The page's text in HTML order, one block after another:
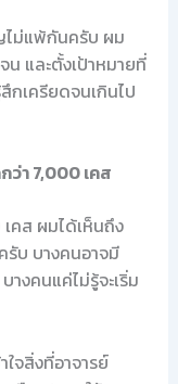
ไม่แพ้กันครับ ผม
น และตั้งเป้าหมายที่
กเครียดจนเกินไป
า 7,000 เคส
คส ผมได้เห็นถึง
รับ บางคนอาจมี
งคนแค่ไม่รู้จะเริ่ม
จสิ่งที่อาจารย์